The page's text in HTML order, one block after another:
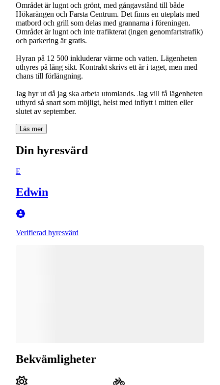
Området är lugnt och grönt, med gångavstånd till både
Hökarängen och Farsta Centrum. Det finns en uteplats med
matbord och grill som delas med grannarna i föreningen.
Området är lugnt och inte trafikterat (ingen genomfartstrafik)
och parkering är gratis.
Hyran på 12 500 inkluderar värme och vatten. Lägenheten
uthyres på lång sikt. Kontrakt skrivs ett år i taget, men med
chans till förlängning.
Jag hyr ut då jag ska arbeta utomlands. Jag vill få lägenheten
uthyrd så snart som möjligt, helst med inflytt i mitten eller
slutet av september.
Läs mer
Din hyresvärd
E
Edwin
Verifierad hyresvärd
Bekvämligheter